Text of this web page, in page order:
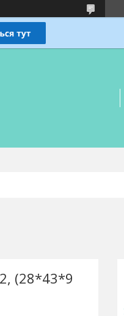
(28*43*9